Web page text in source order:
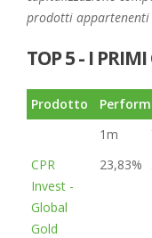
prodotti appartenenti
TOP 5 - I
Prodotto
1m
CPR
Invest -
Global
Gold
23,83%